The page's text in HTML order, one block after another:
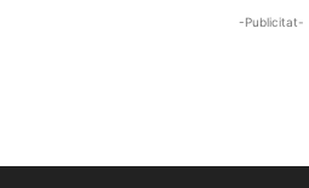
-Publicitat-